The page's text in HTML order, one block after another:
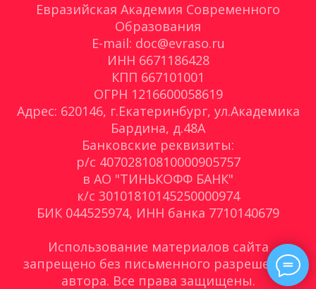
Евразийская Академия Современного
Образования
E-mail: doc@evraso.ru
ИНН 6671186428
КПП 667101001
ОГРН 1216600058619
Адрес: 620146, г.Екатеринбург, ул.Академика
Бардина, д.48А
Банковские реквизиты:
р/с 40702810810000905757
в АО "ТИНЬКОФФ БАНК"
к/с 30101810145250000974
БИК 044525974, ИНН банка 7710140679
Использование материалов сайта
запрещено без письменного разрешения
автора. Все права защищены.